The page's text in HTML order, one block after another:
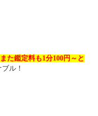
た鑑定料も1分100円～と
ル！